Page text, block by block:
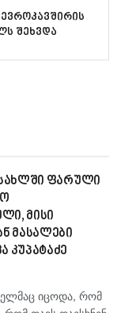
შეხვდა
სახლში ფარული
მისი
მასალები
კუპატაძე
იცოდა, რომ